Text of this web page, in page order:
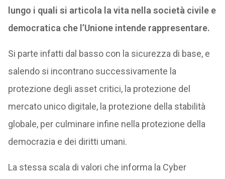
lungo i quali si articola la vita nella società civile e
democratica che l’Unione intende rappresentare.
Si parte infatti dal basso con la sicurezza di base, e
salendo si incontrano successivamente la
protezione degli asset critici, la protezione del
mercato unico digitale, la protezione della stabilità
globale, per culminare infine nella protezione della
democrazia e dei diritti umani.
La stessa scala di valori che informa la Cyber